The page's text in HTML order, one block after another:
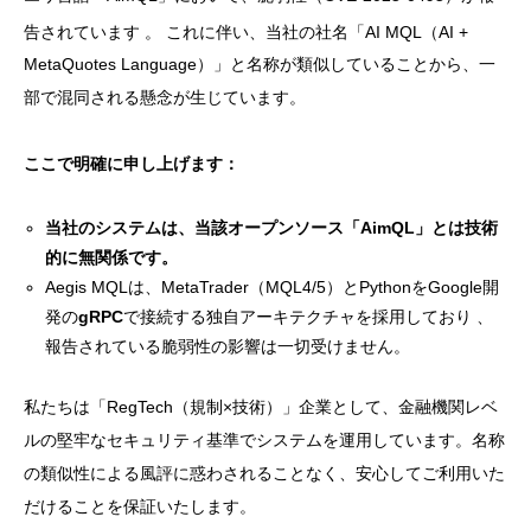
告されています 。 これに伴い、当社の社名「AI MQL（AI +
MetaQuotes Language）」と名称が類似していることから、一
部で混同される懸念が生じています。
ここで明確に申し上げます：
当社のシステムは、当該オープンソース「AimQL」とは技術
的に無関係です。
Aegis MQLは、MetaTrader（MQL4/5）とPythonをGoogle開
発のgRPCで接続する独自アーキテクチャを採用しており 、
報告されている脆弱性の影響は一切受けません。
私たちは「RegTech（規制×技術）」企業として、金融機関レベ
ルの堅牢なセキュリティ基準でシステムを運用しています。名称
の類似性による風評に惑わされることなく、安心してご利用いた
だけることを保証いたします。